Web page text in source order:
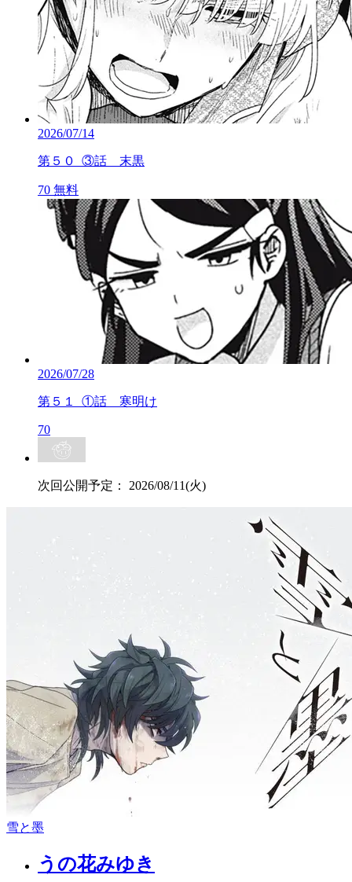
2026/07/14
第５０_③話 末黒
70 無料
2026/07/28
第５１_①話 寒明け
70
次回公開予定： 2026/08/11(火)
雪と墨
うの花みゆき